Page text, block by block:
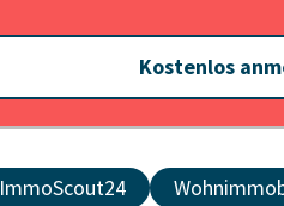
Kostenlos
ImmoScout24